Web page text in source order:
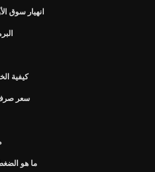
انهيار سوق الأوراق
كيفية
سعر صرف
ما هو